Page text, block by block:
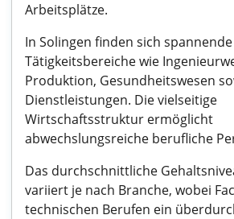
Arbeitsplätze.
In Solingen finden sich spannende
Tätigkeitsbereiche wie
Produktion, Gesundheitswesen
Dienstleistungen. Die vielseitige
Wirtschaftsstruktur ermöglicht
abwechslungsreiche berufliche
Das durchschnittliche
variiert je nach Branche, wobei
technischen Berufen ein